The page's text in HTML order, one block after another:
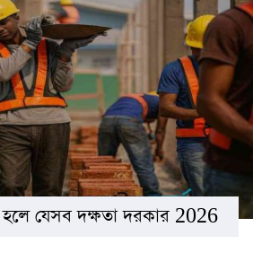
যেসব দক্ষতা দরকার 2026